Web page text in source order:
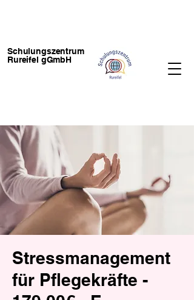
Schulungszentrum
Rureifel gGmbH
Stressmanagement
für Pflegekräfte -